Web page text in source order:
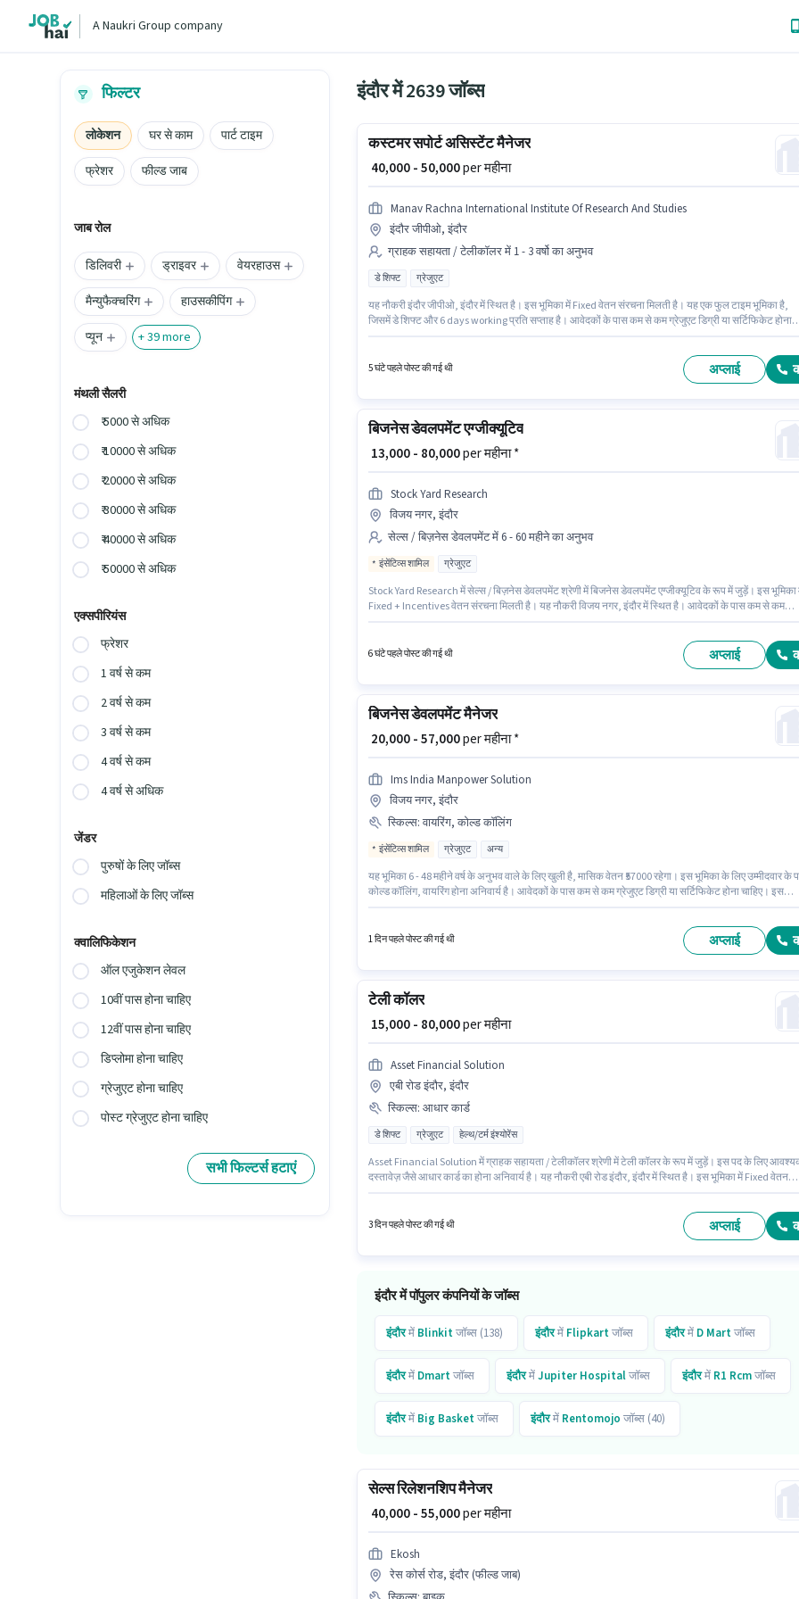
A Naukri Group company
फिल्टर
लोकेशन घर से काम
पार्ट टाइम
फ्रेशर
फील्ड जाब
जाब रोल
डिलिवरी ड्राइवर
वेयरहाउस
मैन्युफैक्चरिंग
हाउसकीपिंग
प्यून
+39more
मंथली सैलरी
₹ 5000 से अधिक
₹ 10000 से अधिक
₹ 20000 से अधिक
₹ 30000 से अधिक
₹ 40000 से अधिक
₹ 50000 से अधिक
एक्सपीरियंस
फ्रेशर
1 वर्ष से कम
2 वर्ष से कम
3 वर्ष से कम
4 वर्ष से कम
4 वर्ष से अधिक
जेंडर
पुरुषों के लिए जॉब्स
महिलाओं के लिए जॉब्स
क्वालिफिकेशन
ऑल एजुकेशन लेवल
10वीं पास होना चाहिए
12वीं पास होना चाहिए
डिप्लोमा होना चाहिए
ग्रेजुएट होना चाहिए
पोस्ट ग्रेजुएट होना चाहिए
सभी फिल्टर्स हटाएं
इंदौर में 2639 जॉब्स
कस्टमर सपोर्ट असिस्टेंट मैनेजर
₹ 40,000 - 50,000per महीना
Manav Rachna International Institute Of Research And Studies
इंदौर जीपीओ, इंदौर
ग्राहक सहायता / टेलीकॉलर में 1 - 3 वर्षो का अनुभव
डे शिफ्ट ग्रेजुएट
यह नौकरी इंदौर जीपीओ, इंदौर में स्थित है। इस भूमिका में Fixed वेतन संरचना मिलती है। यह एक फुल टाइम भूमिका है,
जिसमें डे शिफ्ट और 6 days working प्रति सप्ताह है। आवेदकों के पास कम से कम ग्रेजुएट डिग्री या सर्टिफिकेट होना
है। आप प्रति माह ₹50000 तक कमा सकते हैं।
5 घंटे पहले पोस्ट की गई थी अप्लाई
बिजनेस डेवलपमेंट एग्जीक्यूटिव
₹ 13,000 - 80,000per महीना *
Stock Yard Research
विजय नगर, इंदौर
सेल्स / बिज़नेस डेवलपमेंट में 6 - 60 महीने का अनुभव
इंसेंटिव्स शामिल ग्रेजुएट
Stock Yard Research में सेल्स / बिज़नेस डेवलपमेंट श्रेणी में बिजनेस डेवलपमेंट एग्जीक्यूटिव के रूप में जुड़ें। इस भूमिका
Fixed + Incentives वेतन संरचना मिलती है। यह नौकरी विजय नगर, इंदौर में स्थित है। आवेदकों के पास कम से कम
6 घंटे पहले पोस्ट की गई थी अप्लाई
बिजनेस डेवलपमेंट मैनेजर
₹ 20,000 - 57,000per महीना *
Ims India Manpower Solution
विजय नगर, इंदौर
स्किल्स: वायरिंग, कोल्ड कॉलिंग
इंसेंटिव्स शामिल ग्रेजुएट अन्य
यह भूमिका 6 - 48 महीने वर्ष के अनुभव वाले के लिए खुली है, मासिक वेतन ₹57000 रहेगा। इस भूमिका के लिए उम्मीदवार के
कोल्ड कॉलिंग, वायरिंग होना अनिवार्य है। आवेदकों के पास कम से कम ग्रेजुएट डिग्री या सर्टिफिकेट होना चाहिए। इस
1 दिन पहले पोस्ट की गई थी अप्लाई
टेली कॉलर
₹ 15,000 - 80,000per महीना
Asset Financial Solution
एबी रोड इंदौर, इंदौर
स्किल्स: आधार कार्ड
डे शिफ्ट ग्रेजुएट हेल्थ/टर्म इंश्योरेंस
Asset Financial Solution में ग्राहक सहायता / टेलीकॉलर श्रेणी में टेली कॉलर के रूप में जुड़ें। इस पद के लिए
दस्तावेज़ जैसे आधार कार्ड का होना अनिवार्य है। यह नौकरी एबी रोड इंदौर, इंदौर में स्थित है। इस भूमिका में Fixed वेतन
3 दिन पहले पोस्ट की गई थी अप्लाई
इंदौर में पॉपुलर कंपनियों के जॉब्स
इंदौरमें Blinkitजॉब्स (138) इंदौरमें Flipkartजॉब्स इंदौरमें D Martजॉब्स
इंदौरमें Dmartजॉब्स इंदौरमेंJupiter Hospitalजॉब्स इंदौरमें R1 Rcmजॉब्स
इंदौरमें Big Basketजॉब्स इंदौरमें Rentomojo जॉब्स (40)
सेल्स रिलेशनशिप मैनेजर
₹ 40,000 - 55,000per महीना
Ekosh
रेस कोर्स रोड, इंदौर (फील्ड जाब)